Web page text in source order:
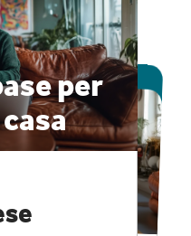
per
veloce e
speciali